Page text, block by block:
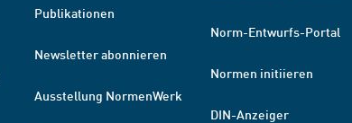
Publikationen
Newsletter abonnieren
Ausstellung NormenWerk
Norm-Entwurfs-Portal
Normen initiieren
DIN-Anzeiger